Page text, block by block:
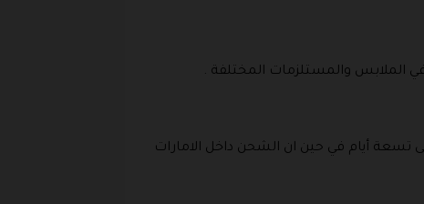
تسعة أيام في حين ان الشحن داخل الامارات